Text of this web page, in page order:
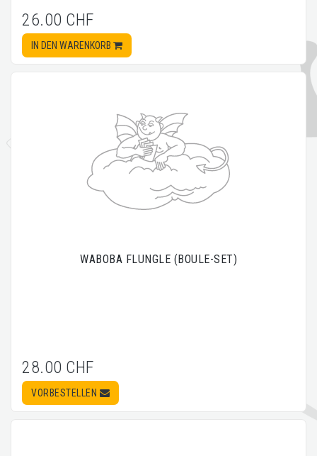
26.00 CHF
IN DEN WARENKORB
WABOBA FLUNGLE (BOULE-SET)
28.00 CHF
VORBESTELLEN